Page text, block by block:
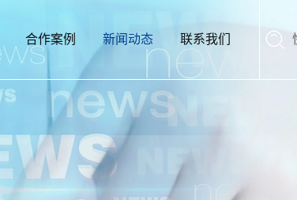
合作案例 新闻动态 联系我们